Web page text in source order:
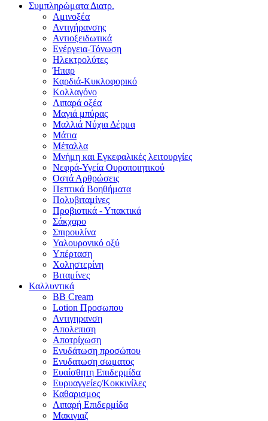
Συμπληρώματα Διατρ.
Αμινοξέα
Αντιγήρανσης
Αντιοξειδωτικά
Ενέργεια-Τόνωση
Ηλεκτρολύτες
Ήπαρ
Καρδιά-Κυκλοφορικό
Κολλαγόνο
Λιπαρά οξέα
Μαγιά μπύρας
Μαλλιά Νύχια Δέρμα
Μάτια
Μέταλλα
Μνήμη και Εγκεφαλικές λειτουργίες
Νεφρά-Υγεία Ουροποιητικού
Οστά Αρθρώσεις
Πεπτικά Βοηθήματα
Πολυβιταμίνες
Προβιοτικά - Υπακτικά
Σάκχαρο
Σπιρουλίνα
Υαλουρονικό οξύ
Υπέρταση
Χοληστερίνη
Βιταμίνες
Καλλυντικά
BB Cream
Lotion Προσωπου
Αντιγηρανση
Απολεπιση
Αποτρίχωση
Ενυδάτωση προσώπου
Ενυδατωση σωματος
Ευαίσθητη Επιδερμίδα
Ευρυαγγείες/Κοκκινίλες
Καθαρισμος
Λιπαρή Επιδερμίδα
Μακιγιαζ